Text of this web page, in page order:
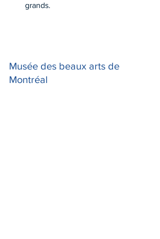
grands.
Musée des beaux arts de
Montréal